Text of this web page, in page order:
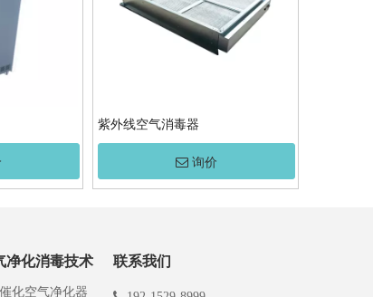
紫外线空气消毒器
询价
净化消毒技术
化空气净化器
联系我们